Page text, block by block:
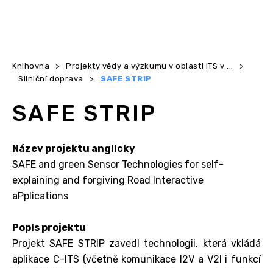
Knihovna > Projekty vědy a výzkumu v oblasti ITS v ...
>
Silniční doprava
> SAFE STRIP
SAFE STRIP
Název projektu anglicky
SAFE and green Sensor Technologies for self-
explaining and forgiving Road Interactive
aPplications
Popis projektu
Projekt SAFE STRIP zavedl technologii, která vkládá
aplikace C-ITS (včetně komunikace I2V a V2I i funkcí